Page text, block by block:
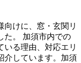
向けに、窓・玄関リ
た。 加須市内での
いる理由、対応エリ
介しています。加須